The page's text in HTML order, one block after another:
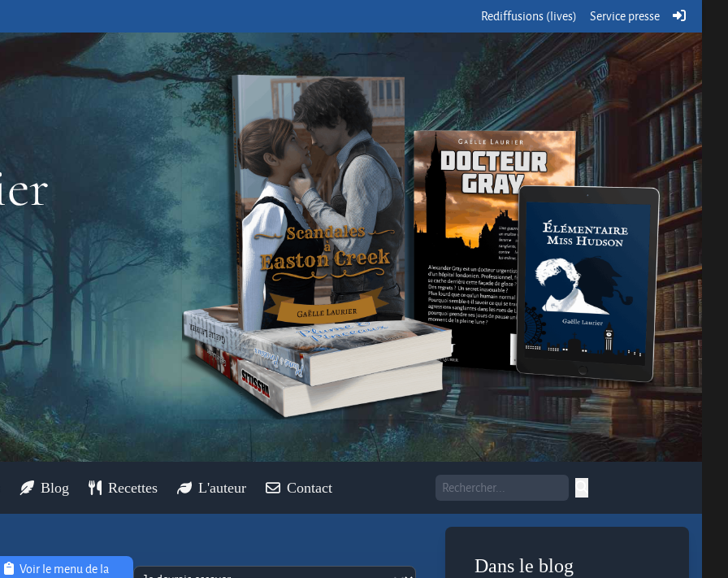
Rediffusions (lives) Service presse
Blog Recettes L'auteur Contact
Voir le menu de la
Dans le blog